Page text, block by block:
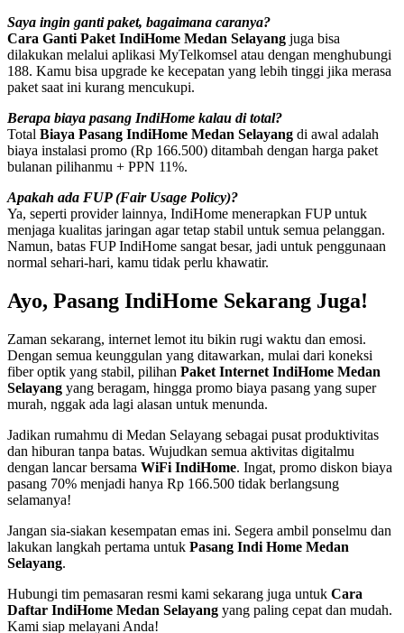
Saya ingin ganti paket, bagaimana caranya?
Cara Ganti Paket IndiHome Medan Selayang juga bisa
dilakukan melalui aplikasi MyTelkomsel atau dengan menghubungi
188. Kamu bisa upgrade ke kecepatan yang lebih tinggi jika merasa
paket saat ini kurang mencukupi.
Berapa biaya pasang IndiHome kalau di total?
Total Biaya Pasang IndiHome Medan Selayang di awal adalah
biaya instalasi promo (Rp 166.500) ditambah dengan harga paket
bulanan pilihanmu + PPN 11%.
Apakah ada FUP (Fair Usage Policy)?
Ya, seperti provider lainnya, IndiHome menerapkan FUP untuk
menjaga kualitas jaringan agar tetap stabil untuk semua pelanggan.
Namun, batas FUP IndiHome sangat besar, jadi untuk penggunaan
normal sehari-hari, kamu tidak perlu khawatir.
Ayo, Pasang IndiHome Sekarang Juga!
Zaman sekarang, internet lemot itu bikin rugi waktu dan emosi.
Dengan semua keunggulan yang ditawarkan, mulai dari koneksi
fiber optik yang stabil, pilihan Paket Internet IndiHome Medan
Selayang yang beragam, hingga promo biaya pasang yang super
murah, nggak ada lagi alasan untuk menunda.
Jadikan rumahmu di Medan Selayang sebagai pusat produktivitas
dan hiburan tanpa batas. Wujudkan semua aktivitas digitalmu
dengan lancar bersama WiFi IndiHome. Ingat, promo diskon biaya
pasang 70% menjadi hanya Rp 166.500 tidak berlangsung
selamanya!
Jangan sia-siakan kesempatan emas ini. Segera ambil ponselmu dan
lakukan langkah pertama untuk Pasang Indi Home Medan
Selayang.
Hubungi tim pemasaran resmi kami sekarang juga untuk Cara
Daftar IndiHome Medan Selayang yang paling cepat dan mudah.
Kami siap melayani Anda!